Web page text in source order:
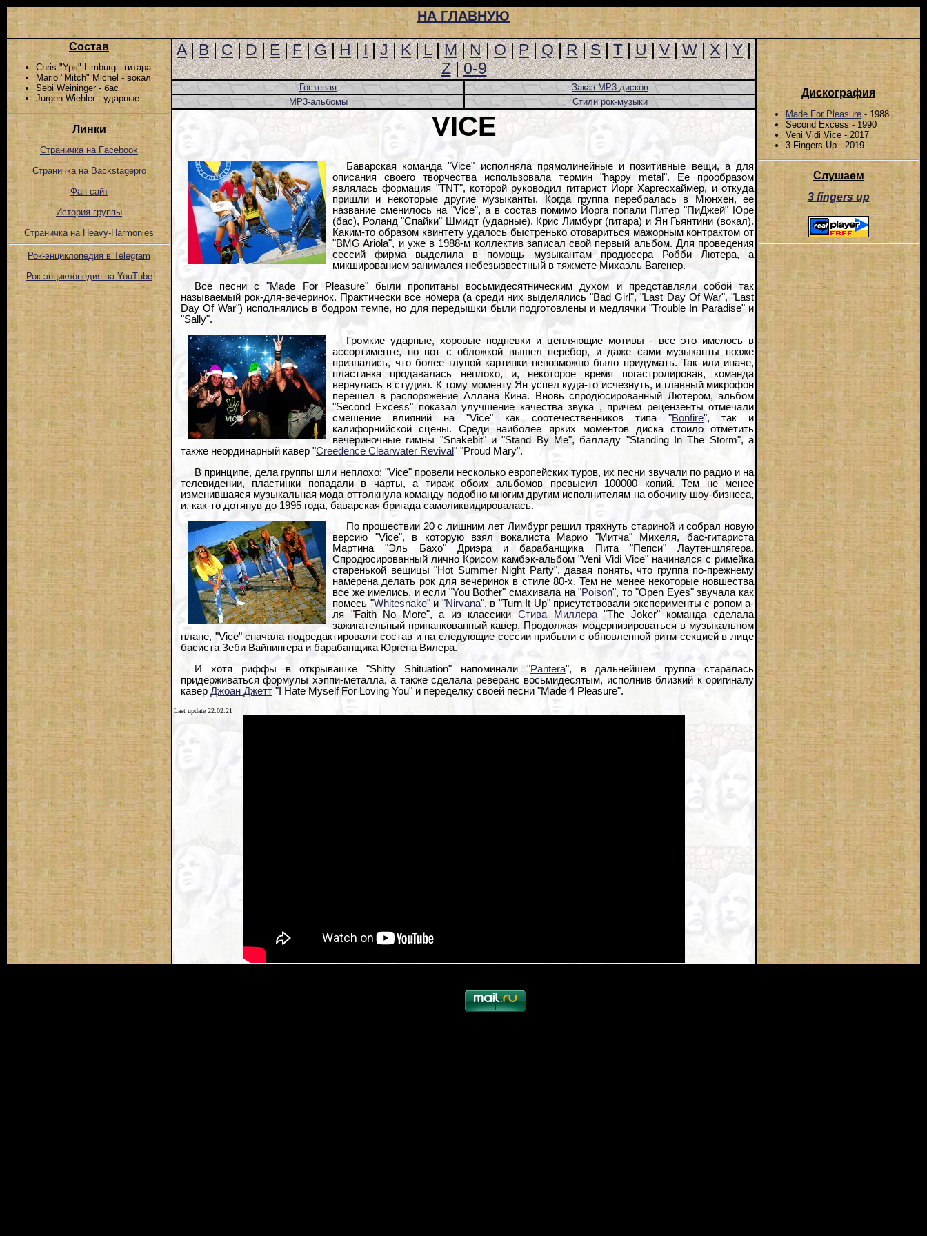
НА ГЛАВНУЮ
Состав
Chris "Yps" Limburg - гитара
Mario "Mitch" Michel - вокал
Sebi Weininger - бас
Jurgen Wiehler - ударные
Линки
Страничка на Facebook
Страничка на Backstagepro
Фан-сайт
История группы
Страничка на Heavy-Harmonies
Рок-энциклопедия в Telegram
Рок-энциклопедия на YouTube
A|B|C|D|E|F|G|H|I|J|K|L|M|N|O|P|Q|R|S|T|U|V|W|X|Y|
Z|0-9
Дискография
Made For Pleasure - 1988
Second Excess - 1990
Veni Vidi Vice - 2017
3 Fingers Up - 2019
Слушаем
3 fingers up
Гостевая
Заказ MP3-дисков
MP3-альбомы
Стили рок-музыки
VICE
Баварская команда "Vice" исполняла прямолинейные и позитивные вещи, а для
описания своего творчества использовала термин "happy metal". Ее прообразом
являлась формация "TNT", которой руководил гитарист Йорг Харгесхаймер, и откуда
пришли и некоторые другие музыканты. Когда группа перебралась в Мюнхен, ее
название сменилось на "Vice", а в состав помимо Йорга попали Питер "ПиДжей" Юре
(бас), Роланд "Спайки" Шмидт (ударные), Крис Лимбург (гитара) и Ян Гьянтини (вокал).
Каким-то образом квинтету удалось быстренько отовариться мажорным контрактом от
"BMG Ariola", и уже в 1988-м коллектив записал свой первый альбом. Для проведения
сессий фирма выделила в помощь музыкантам продюсера Робби Лютера, а
микшированием занимался небезызвестный в тяжмете Михаэль Вагенер.
Все песни с "Made For Pleasure" были пропитаны восьмидесятническим духом и представляли собой так
называемый рок-для-вечеринок. Практически все номера (а среди них выделялись "Bad Girl", "Last Day Of War", "Last
Day Of War") исполнялись в бодром темпе, но для передышки были подготовлены и медлячки "Trouble In Paradise" и
"Sally".
Громкие ударные, хоровые подпевки и цепляющие мотивы - все это имелось в
ассортименте, но вот с обложкой вышел перебор, и даже сами музыканты позже
признались, что более глупой картинки невозможно было придумать. Так или иначе,
пластинка продавалась неплохо, и, некоторое время погастролировав, команда
вернулась в студию. К тому моменту Ян успел куда-то исчезнуть, и главный микрофон
перешел в распоряжение Аллана Кина. Вновь спродюсированный Лютером, альбом
"Second Excess" показал улучшение качества звука , причем рецензенты отмечали
смешение влияний на "Vice" как соотечественников типа "Bonfire", так и
калифорнийской сцены. Среди наиболее ярких моментов диска стоило отметить
вечериночные гимны "Snakebit" и "Stand By Me", балладу "Standing In The Storm", а
также неординарный кавер "Creedence Clearwater Revival" "Proud Mary".
В принципе, дела группы шли неплохо: "Vice" провели несколько европейских туров, их песни звучали по радио и на
телевидении, пластинки попадали в чарты, а тираж обоих альбомов превысил 100000 копий. Тем не менее
изменившаяся музыкальная мода оттолкнула команду подобно многим другим исполнителям на обочину шоу-бизнеса,
и, как-то дотянув до 1995 года, баварская бригада самоликвидировалась.
По прошествии 20 с лишним лет Лимбург решил тряхнуть стариной и собрал новую
версию "Vice", в которую взял вокалиста Марио "Митча" Михеля, бас-гитариста
Мартина "Эль Бахо" Дриэра и барабанщика Пита "Пепси" Лаутеншлягера.
Спродюсированный лично Крисом камбэк-альбом "Veni Vidi Vice" начинался с римейка
старенькой вещицы "Hot Summer Night Party", давая понять, что группа по-прежнему
намерена делать рок для вечеринок в стиле 80-х. Тем не менее некоторые новшества
все же имелись, и если "You Bother" смахивала на "Poison", то "Open Eyes" звучала как
помесь "Whitesnake" и "Nirvana", в "Turn It Up" присутствовали эксперименты с рэпом а-
ля "Faith No More", а из классикиСтива Миллера"The Joker" команда сделала
зажигательный припанкованный кавер. Продолжая модернизироваться в музыкальном
плане, "Vice" сначала подредактировали состав и на следующие сессии прибыли с обновленной ритм-секцией в лице
басиста Зеби Вайнингера и барабанщика Юргена Вилера.
И хотя риффы в открывашке "Shitty Shituation" напоминали "Pantera", в дальнейшем группа старалась
придерживаться формулы хэппи-металла, а также сделала реверанс восьмидесятым, исполнив близкий к оригиналу
кавер Джоан Джетт "I Hate Myself For Loving You" и переделку своей песни "Made 4 Pleasure".
Last update 22.02.21